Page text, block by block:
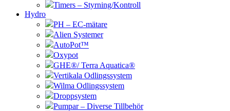
Timers – Styrning/Kontroll
Hydro
PH – EC-mätare
Alien Systemer
AutoPot™
Oxypot
GHE®/ Terra Aquatica®
Vertikala Odlingssystem
Wilma Odlingssystem
Droppsystem
Pumpar – Diverse Tillbehör